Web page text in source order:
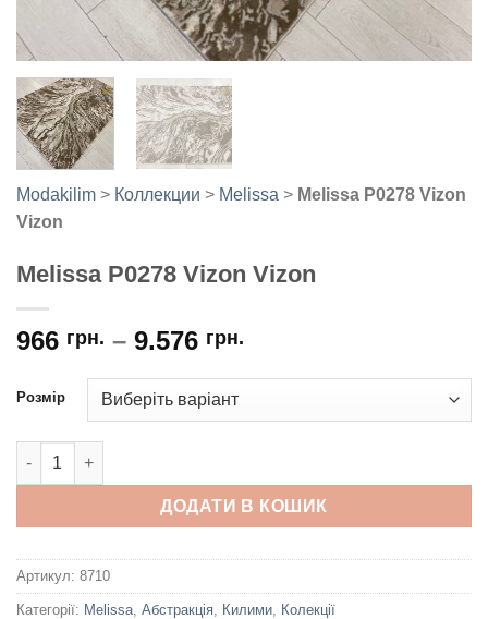
Modakilim > Коллекции > Melissa > Melissa P0278 Vizon
Vizon
Melissa P0278 Vizon Vizon
966 грн. – 9.576 грн.
Розмір
Melissa P0278 Vizon Vizon кількість
ДОДАТИ В КОШИК
Артикул: 8710
Категорії: Melissa Абстракція Килими Колекції